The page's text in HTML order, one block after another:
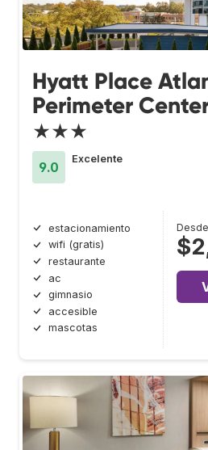
Hyatt Place
Perimeter
★★★
9.0
Excelente
estacionamiento
wifi (gratis)
restaurante
ac
gimnasio
accesible
mascotas
Desde